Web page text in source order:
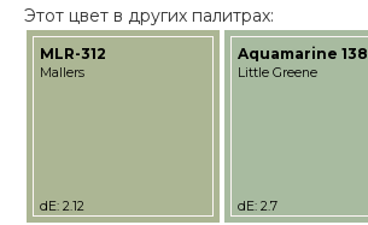
Этот цвет в других палитрах:
MLR-312
Mallers
dE: 2.12
Aquamarine 138
Little Greene
dE: 2.7